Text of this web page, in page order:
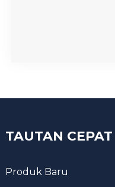
TAUTAN CEPAT
Produk Baru